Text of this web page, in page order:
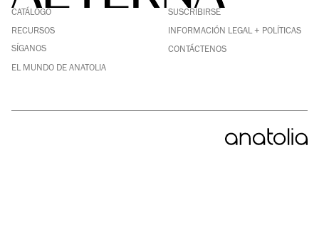
CATÁLOGO
SUSCRIBIRSE
RECURSOS
INFORMACIÓN LEGAL + POLÍTICAS
SÍGANOS
LINKEDIN
PINTEREST
YOUTUBE
CONTÁCTENOS
EL MUNDO DE ANATOLIA